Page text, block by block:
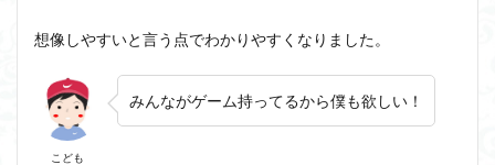
想像しやすいと言う点でわかりやすくなりました。
こども
みんながゲーム持ってるから僕も欲しい！